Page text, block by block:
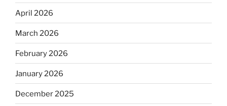
April 2026
March 2026
February 2026
January 2026
December 2025